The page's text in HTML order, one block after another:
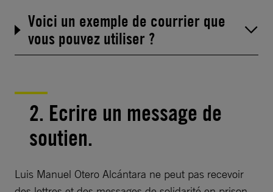
Voici un exemple de courrier que
vous pouvez utiliser ?
2. Ecrire un message de
soutien.
Luis Manuel Otero Alcántara ne peut pas recevoir